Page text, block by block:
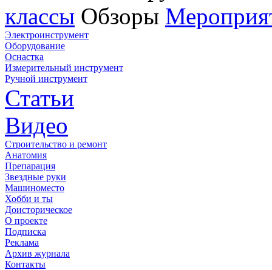
классы Обзоры
Электроинструмент
Оборудование
Оснастка
Измерительный инструмент
Ручной инструмент
Статьи
Видео
Строительство и ремонт
Анатомия
Препарация
Звездные руки
Машиноместо
Хобби и ты
Доисторическое
О проекте
Подписка
Реклама
Архив журнала
Контакты